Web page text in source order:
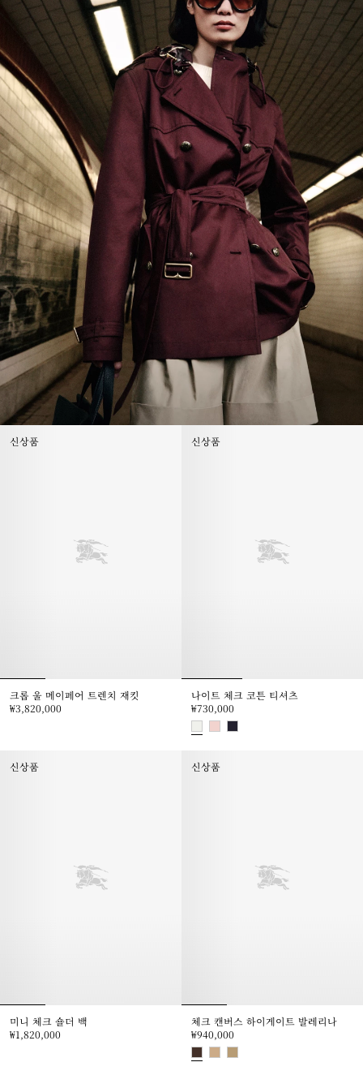
신상품
크롭 울 메이페어 트렌치 재킷
₩3,820,000
크롭 울 메이페어 트렌치 재킷, ₩3,820,000
신상품
나이트 체크 코튼 티셔츠
₩730,000
신상품
미니 체크 숄더 백
₩1,820,000
신상품
체크 캔버스 하이게이트 발레리나
₩940,000